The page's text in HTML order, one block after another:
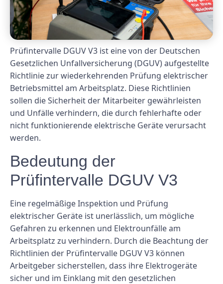
Prüfintervalle DGUV V3 ist eine von der Deutschen
Gesetzlichen Unfallversicherung (DGUV) aufgestellte
Richtlinie zur wiederkehrenden Prüfung elektrischer
Betriebsmittel am Arbeitsplatz. Diese Richtlinien
sollen die Sicherheit der Mitarbeiter gewährleisten
und Unfälle verhindern, die durch fehlerhafte oder
nicht funktionierende elektrische Geräte verursacht
werden.
Bedeutung der
Prüfintervalle DGUV V3
Eine regelmäßige Inspektion und Prüfung
elektrischer Geräte ist unerlässlich, um mögliche
Gefahren zu erkennen und Elektrounfälle am
Arbeitsplatz zu verhindern. Durch die Beachtung der
Richtlinien der Prüfintervalle DGUV V3 können
Arbeitgeber sicherstellen, dass ihre Elektrogeräte
sicher und im Einklang mit den gesetzlichen